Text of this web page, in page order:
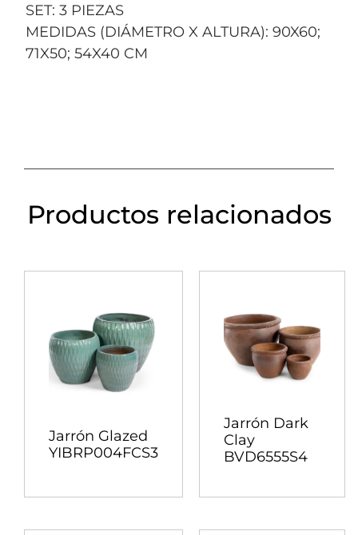
SET: 3 PIEZAS
MEDIDAS (DIÁMETRO X ALTURA): 90X60;
71X50; 54X40 CM
Productos relacionados
Jarrón Glazed
YIBRP004FCS3
Jarrón Dark
Clay
BVD6555S4